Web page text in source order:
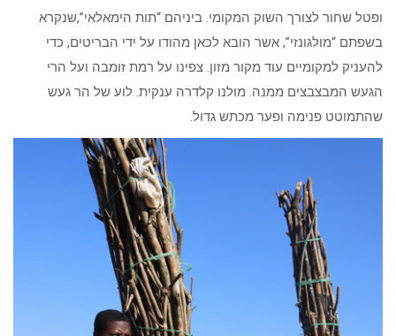
ופטל שחור לצורך השוק המקומי. ביניהם “תות הימאלאי”,שנקרא
בשפתם “מולגונזי”, אשר הובא לכאן מהודו על ידי הבריטים, כדי
להעניק למקומיים עוד מקור מזון. צפינו על רמת זומבה ועל הרי
הגעש המבצבצים ממנה. מולנו קלדרה ענקית. לוע של הר געש
שהתמוטט פנימה ופער מכתש גדול.